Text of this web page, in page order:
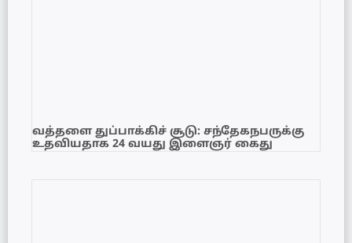
வத்தளை துப்பாக்கிச் சூடு: சந்தேகநபருக்கு
உதவியதாக 24 வயது இளைஞர் கைது